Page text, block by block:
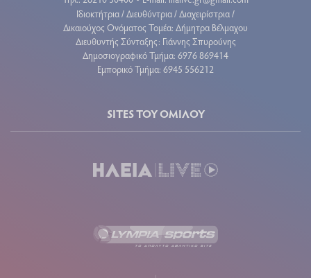
Ιδιοκτήτρια / Διευθύντρια / Διαχειρίστρια /
Δικαιούχος Ονόματος Τομέα: Δήμητρα Βέλμαχου
Διευθυντής Σύνταξης: Γιάννης Σπυρούνης
Δημοσιογραφικό Τμήμα: 6976 869414
Εμπορικό Τμήμα: 6945 556212
SITES ΤΟΥ ΟΜΙΛΟΥ